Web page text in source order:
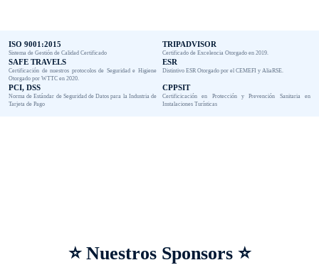
ISO 9001:2015
Sistema de Gestión de Calidad Certificado
TRIPADVISOR
Certificado de Excelencia Otorgado en 2019.
SAFE TRAVELS
Certificación de nuestros protocolos de Seguridad e Higiene
Otorgado por WTTC en 2020.
ESR
Distintivo ESR Otorgado por el CEMEFI y AliaRSE.
PCI, DSS
Norma de Estándar de Seguridad de Datos para la Industria de
Tarjeta de Pago
CPPSIT
Certificicación en Protección y Prevención Sanitaria en
Instalaciones Turísticas
⭐ Nuestros Sponsors ⭐